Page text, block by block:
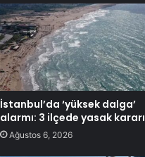
İstanbul’da ‘yüksek dalga’
alarmı: 3 ilçede yasak kararı
Ağustos 6, 2026